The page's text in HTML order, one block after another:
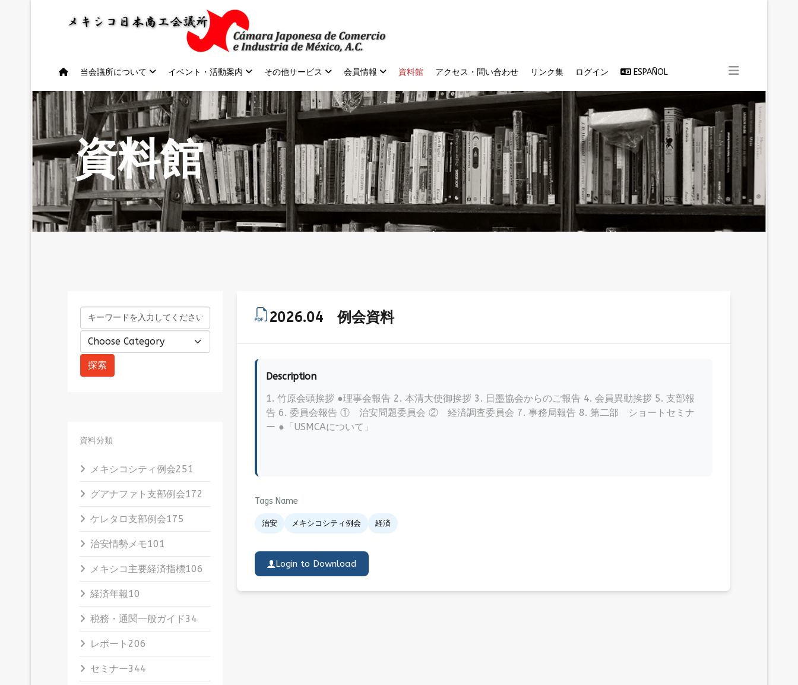
当会議所について イベント・活動案内 その他サービス 会員情報 資料館 アクセス・問い合わせ リンク集 ログイン ESPAÑOL
資料館
資料分類
メキシコシティ例会251
グアナファト支部例会172
ケレタロ支部例会175
治安情勢メモ101
メキシコ主要経済指標106
経済年報10
税務・通関一般ガイド34
レポート 206
セミナー344
2026.04 例会資料
Description
1. 竹原会頭挨拶 ●理事会報告 2. 本清大使御挨拶 3. 日墨協会からのご報告 4. 会員異動挨拶 5. 支部報
告 6. 委員会報告 ① 治安問題委員会 ② 経済調査委員会 7. 事務局報告 8. 第二部 ショートセミナ
ー ●「USMCAについて」
Tags Name
治安 メキシコシティ例会 経済
Login to Download